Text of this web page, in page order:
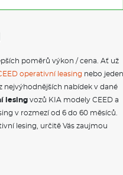
poměrů výkon / cena. Ať už
operativní leasing nebo jeden
nejvýhodnějších nabídek v dané
lesing vozů KIA modely CEED a
v rozmezí od 6 do 60 měsíců.
lesing, určitě Vás zaujmou